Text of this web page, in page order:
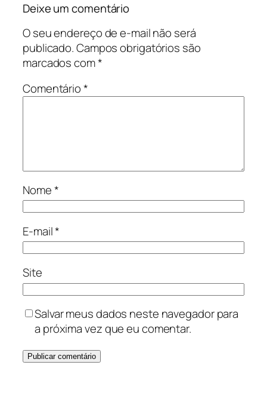
Deixe um comentário
O seu endereço de e-mail não será
publicado.Campos obrigatórios são
marcados com*
Comentário*
Nome*
E-mail*
Site
Salvar meus dados neste navegador para
a próxima vez que eu comentar.